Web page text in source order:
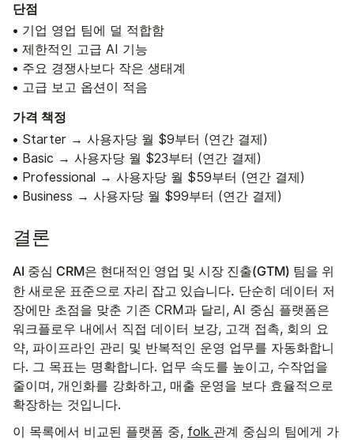
단점
• 기업 영업 팀에 덜 적합함
• 제한적인 고급 AI 기능
• 주요 경쟁사보다 작은 생태계
• 고급 보고 옵션이 적음
가격 책정
• Starter → 사용자당 월 $9부터 (연간 결제)
• Basic → 사용자당 월 $23부터 (연간 결제)
• Professional → 사용자당 월 $59부터 (연간 결제)
• Business → 사용자당 월 $99부터 (연간 결제)
결론
AI 중심 CRM은 현대적인 영업 및 시장 진출(GTM) 팀을 위
한 새로운 표준으로 자리 잡고 있습니다. 단순히 데이터 저
장에만 초점을 맞춘 기존 CRM과 달리, AI 중심 플랫폼은
워크플로우 내에서 직접 데이터 보강, 고객 접촉, 회의 요
약, 파이프라인 관리 및 반복적인 운영 업무를 자동화합니
다. 그 목표는 명확합니다. 업무 속도를 높이고, 수작업을
줄이며, 개인화를 강화하고, 매출 운영을 보다 효율적으로
확장하는 것입니다.
이 목록에서 비교된 플랫폼 중, folk 관계 중심의 팀에게 가